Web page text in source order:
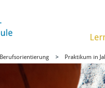
Berufsorientierung Praktikum in